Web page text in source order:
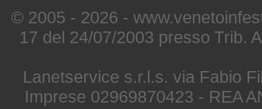
© 2005 - 2026 -
17 del 24/07/2003 presso Trib.
Lanetservice s.r.l.s. via Fabio
Imprese 02969870423 - REA